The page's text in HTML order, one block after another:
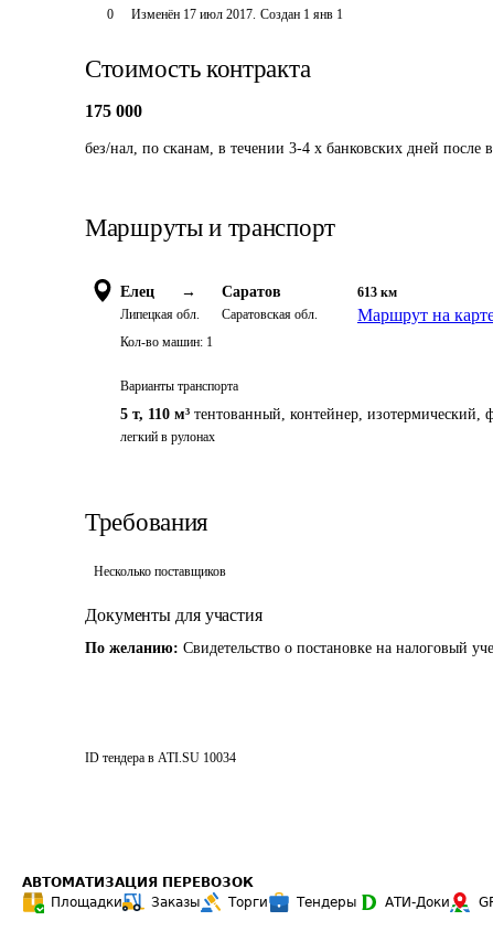
0 Изменён 17 июл 2017. Создан 1 янв 1
Стоимость контракта
175 000
без/нал, по сканам, в течении 3-4 х банковских дней после
Маршруты и транспорт
Елец →
Липецкая обл.
Саратов
Саратовская обл.
613 км
Маршрут на
Кол-во машин: 1
Варианты транспорта
5 т, 110 м³ тентованный, контейнер, изотермический,
легкий в рулонах
Требования
Несколько поставщиков
Документы для участия
По желанию: Свидетельство о постановке на налоговый
ID тендера в ATI.SU 10034
АВТОМАТИЗАЦИЯ ПЕРЕВОЗОК
Площадки
Заказы Торги Тендеры АТИ-Доки